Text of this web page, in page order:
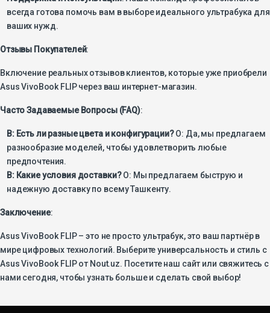
всегда готова помочь вам в выборе идеального ультрабука для
ваших нужд.
Отзывы Покупателей:
Включение реальных отзывов клиентов, которые уже приобрели
Asus VivoBook FLIP через ваш интернет-магазин.
Часто Задаваемые Вопросы (FAQ):
В: Есть ли разные цвета и конфигурации?О: Да, мы предлагаем
разнообразие моделей, чтобы удовлетворить любые
предпочтения.
В: Какие условия доставки?О: Мы предлагаем быструю и
надежную доставку по всему Ташкенту.
Заключение:
Asus VivoBook FLIP – это не просто ультрабук, это ваш партнёр в
мире цифровых технологий. Выберите универсальность и стиль с
Asus VivoBook FLIP от Nout.uz. Посетите наш сайт или свяжитесь с
нами сегодня, чтобы узнать больше и сделать свой выбор!